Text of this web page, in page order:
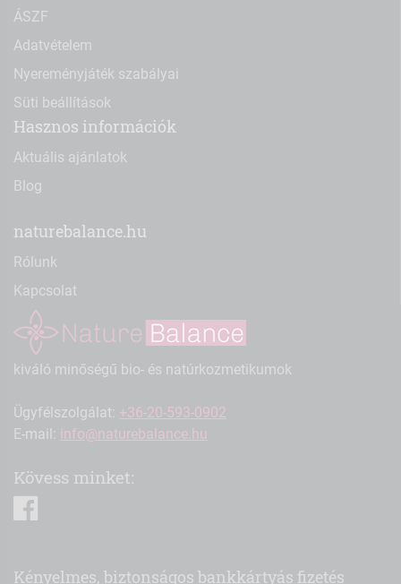
ÁSZF
Adatvételem
Nyereményjáték szabályai
Süti beállítások
Hasznos információk
Aktuális ajánlatok
Blog
naturebalance.hu
Rólunk
Kapcsolat
kiváló minőségű bio- és natúrkozmetikumok
Ügyfélszolgálat: +36-20-593-0902
E-mail: info@naturebalance.hu
Kövess minket:
Kényelmes, biztonságos bankkártyás fizetés